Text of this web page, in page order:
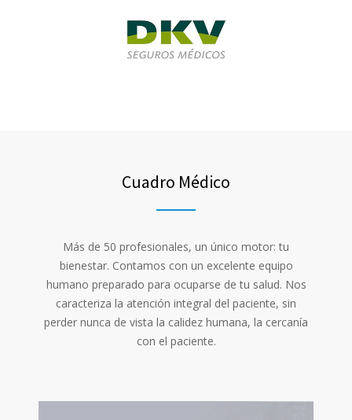
Cuadro Médico
Más de 50 profesionales, un único motor: tu
bienestar. Contamos con un excelente equipo
humano preparado para ocuparse de tu salud. Nos
caracteriza la atención integral del paciente, sin
perder nunca de vista la calidez humana, la cercanía
con el paciente.